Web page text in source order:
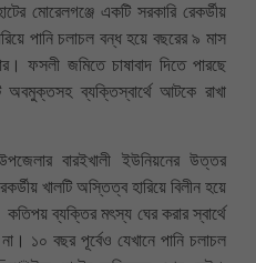
মোরেলগঞ্জে একটি সরকারি রেকর্ডীয়
পানি চলাচল বন্ধ হয়ে বছরের ৯ মাস
ফসলী জমিতে চাষাবাদ দিতে পারছে
অবমুক্তসহ ব্যক্তিস্বার্থে আটকে রাখা
বারইখালী ইউনিয়নের উত্তর
খালটি অস্তিত্ব হারিয়ে বিলীন হয়ে
ব্যক্তির মৎস্য ঘের করার স্বার্থে
১০ বছর পূর্বেও যেখানে পানি চলাচল